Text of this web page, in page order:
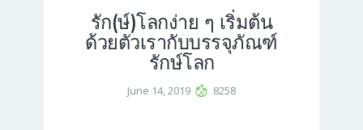
รัก(ษ์)โลกง่าย ๆ เริ่มต้น
ด้วยตัวเรากับบรรจุภัณฑ์
รักษ์โลก
June 14, 2019 8258